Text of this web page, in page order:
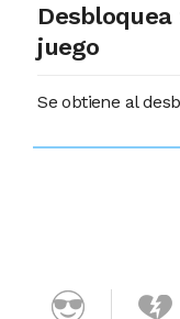
juego
Se obtiene al